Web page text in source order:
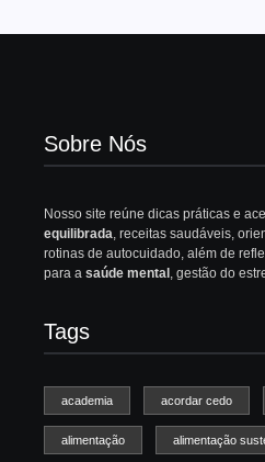
Sobre Nós
Nosso site reúne dicas práticas e
equilibrada , receitas saudáveis,
rotinas de autocuidado, além de
para a saúde mental , gestão do
Tags
academia acordar cedo
alimentação alimentação